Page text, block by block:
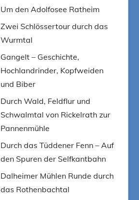
Um den Adolfosee Ratheim
Zwei Schlössertour durch das
Wurmtal
Gangelt – Geschichte,
Hochlandrinder, Kopfweiden
und Biber
Durch Wald, Feldflur und
Schwalmtal von Rickelrath zur
Pannenmühle
Durch das Tüddener Fenn – Auf
den Spuren der Selfkantbahn
Dalheimer Mühlen Runde durch
das Rothenbachtal